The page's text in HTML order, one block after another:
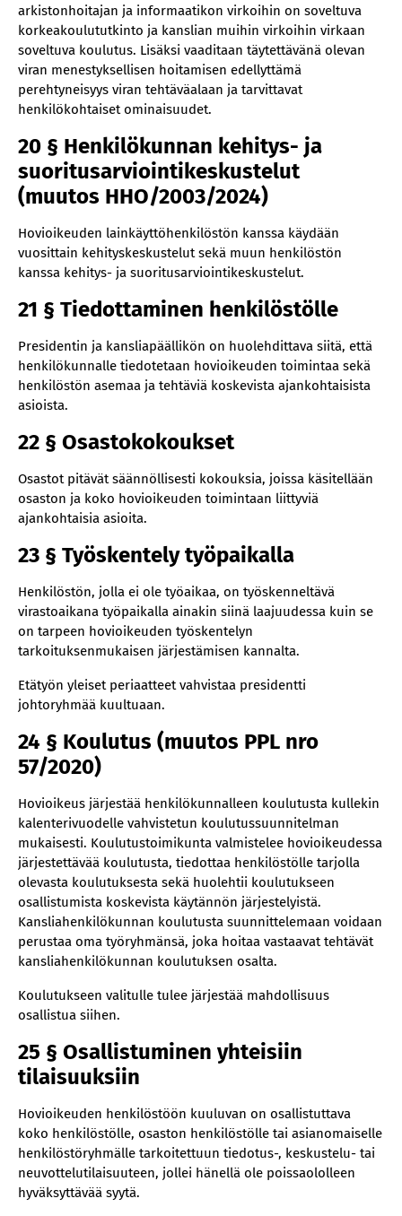
arkistonhoitajan ja informaatikon virkoihin on soveltuva
korkeakoulututkinto ja kanslian muihin virkoihin virkaan
soveltuva koulutus. Lisäksi vaaditaan täytettävänä olevan
viran menestyksellisen hoitamisen edellyttämä
perehtyneisyys viran tehtäväalaan ja tarvittavat
henkilökohtaiset ominaisuudet.
20 § Henkilökunnan kehitys- ja
suoritusarviointikeskustelut
(muutos HHO/2003/2024)
Hovioikeuden lainkäyttöhenkilöstön kanssa käydään
vuosittain kehityskeskustelut sekä muun henkilöstön
kanssa kehitys- ja suoritusarviointikeskustelut.
21 § Tiedottaminen henkilöstölle
Presidentin ja kansliapäällikön on huolehdittava siitä, että
henkilökunnalle tiedotetaan hovioikeuden toimintaa sekä
henkilöstön asemaa ja tehtäviä koskevista ajankohtaisista
asioista.
22 § Osastokokoukset
Osastot pitävät säännöllisesti kokouksia, joissa käsitellään
osaston ja koko hovioikeuden toimintaan liittyviä
ajankohtaisia asioita.
23 § Työskentely työpaikalla
Henkilöstön, jolla ei ole työaikaa, on työskenneltävä
virastoaikana työpaikalla ainakin siinä laajuudessa kuin se
on tarpeen hovioikeuden työskentelyn
tarkoituksenmukaisen järjestämisen kannalta.
Etätyön yleiset periaatteet vahvistaa presidentti
johtoryhmää kuultuaan.
24 § Koulutus (muutos PPL nro
57/2020)
Hovioikeus järjestää henkilökunnalleen koulutusta kullekin
kalenterivuodelle vahvistetun koulutussuunnitelman
mukaisesti. Koulutustoimikunta valmistelee hovioikeudessa
järjestettävää koulutusta, tiedottaa henkilöstölle tarjolla
olevasta koulutuksesta sekä huolehtii koulutukseen
osallistumista koskevista käytännön järjestelyistä.
Kansliahenkilökunnan koulutusta suunnittelemaan voidaan
perustaa oma työryhmänsä, joka hoitaa vastaavat tehtävät
kansliahenkilökunnan koulutuksen osalta.
Koulutukseen valitulle tulee järjestää mahdollisuus
osallistua siihen.
25 § Osallistuminen yhteisiin
tilaisuuksiin
Hovioikeuden henkilöstöön kuuluvan on osallistuttava
koko henkilöstölle, osaston henkilöstölle tai asianomaiselle
henkilöstöryhmälle tarkoitettuun tiedotus-, keskustelu- tai
neuvottelutilaisuuteen, jollei hänellä ole poissaololleen
hyväksyttävää syytä.